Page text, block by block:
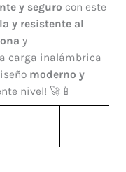
y seguro con este
y resistente al
y
carga inalámbrica
moderno y
nivel! 🚀📱